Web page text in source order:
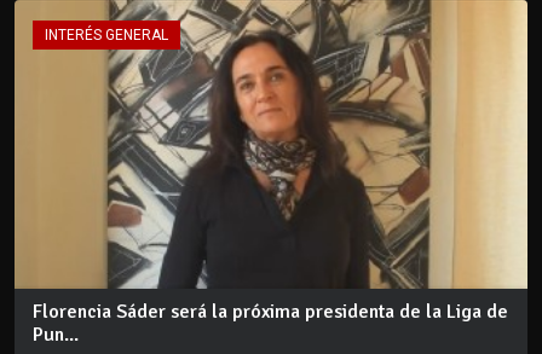
INTERÉS GENERAL
Florencia Sáder será la próxima presidenta de la Liga de
Pun...